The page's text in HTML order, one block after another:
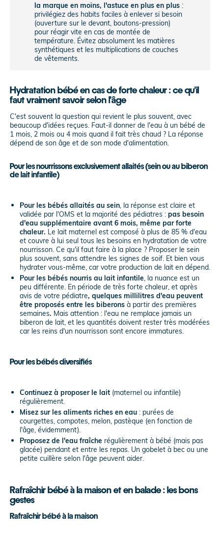
la marque en moins, l'astuce en plus en plus :
privilégiez des habits faciles à enlever si besoin
(ouverture sur le devant, boutons-pression)
pour réagir vite en cas de montée de
température. Évitez absolument les matières
synthétiques et les multiplications de couches
de vêtements.
Hydratation bébé en cas de forte chaleur : ce qu'il
faut vraiment savoir selon l'âge
C'est souvent la question qui revient le plus souvent, avec
beaucoup d'idées reçues. Faut-il donner de l'eau à un bébé de
1 mois, 2 mois ou 4 mois quand il fait très chaud ? La réponse
dépend de son âge et de son mode d'alimentation.
Pour les nourrissons exclusivement allaités (sein ou au biberon
de lait infantile)
Pour les bébés allaités au sein, la réponse est claire et
validée par l'OMS et la majorité des pédiatres : pas besoin
d'eau supplémentaire avant 6 mois, même par forte
chaleur. Le lait maternel est composé à plus de 85 % d'eau
et couvre à lui seul tous les besoins en hydratation de votre
nourrisson. Ce qu'il faut faire à la place ? Proposer le sein
plus souvent, sans attendre les signes de soif. Et bien vous
hydrater vous-même, car votre production de lait en dépend.
Pour les bébés nourris au lait infantile, la nuance est un
peu différente. En période de très forte chaleur, et après
avis de votre pédiatre, quelques millilitres d'eau peuvent
être proposés entre les biberons à partir des premières
semaines. Mais attention : l'eau ne remplace jamais un
biberon de lait, et les quantités doivent rester très modérées
car les reins d'un nourrisson sont encore immatures.
Pour les bébés diversifiés
Continuez à proposer le lait (maternel ou infantile)
régulièrement.
Misez sur les aliments riches en eau : purées de
courgettes, compotes, melon, pastèque (en fonction de
l'âge, évidemment).
Proposez de l'eau fraîche régulièrement à bébé (mais pas
glacée) pendant et entre les repas. Un gobelet à bec ou une
petite cuillère selon l'âge peuvent aider.
Rafraîchir bébé à la maison et en balade : les bons
gestes
Rafraîchir bébé à la maison